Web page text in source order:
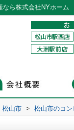
なら株式会社NYホーム
松山市 > 松山市のコ